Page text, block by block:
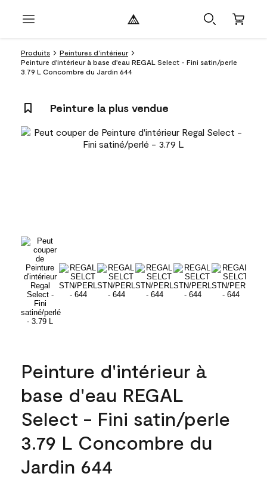
Produits
Peintures d’intérieur
Peinture d'intérieur à base d'eau REGAL Select - Fini satin/perle
3.79 L Concombre du Jardin 644
Peinture la plus vendue
Peinture d'intérieur à
base d'eau REGAL
Select - Fini satin/perle
3.79 L Concombre du
Jardin 644